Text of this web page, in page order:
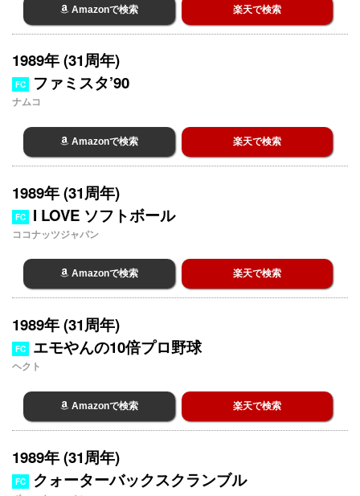
Amazonで検索 楽天で検索
1989年 (31周年)
FC ファミスタ’90
ナムコ
Amazonで検索 楽天で検索
1989年 (31周年)
FC I LOVE ソフトボール
ココナッツジャパン
Amazonで検索 楽天で検索
1989年 (31周年)
FC エモやんの10倍プロ野球
ヘクト
Amazonで検索 楽天で検索
1989年 (31周年)
FC クォーターバックスクランブル